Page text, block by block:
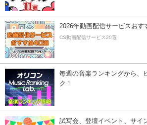
2026年動画配信サービスおす
CS動画配信サービス20選
毎週の音楽ランキングから、
ク！
試写会、登壇イベント、サイ